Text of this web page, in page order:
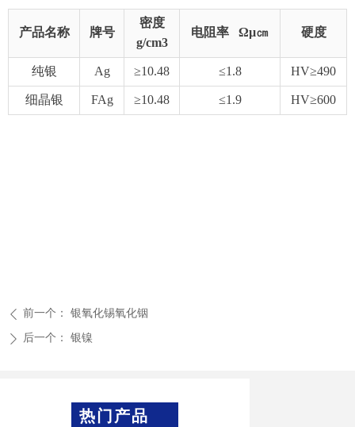
产品名称 牌号
密度
g/cm3
电阻率 Ωµ㎝ 硬度
纯银 Ag ≥10.48 ≤1.8 HV≥490
细晶银 FAg ≥10.48 ≤1.9 HV≥600
ꄴ 前一个： 银氧化锡氧化铟
ꄲ 后一个： 银镍
热门产品